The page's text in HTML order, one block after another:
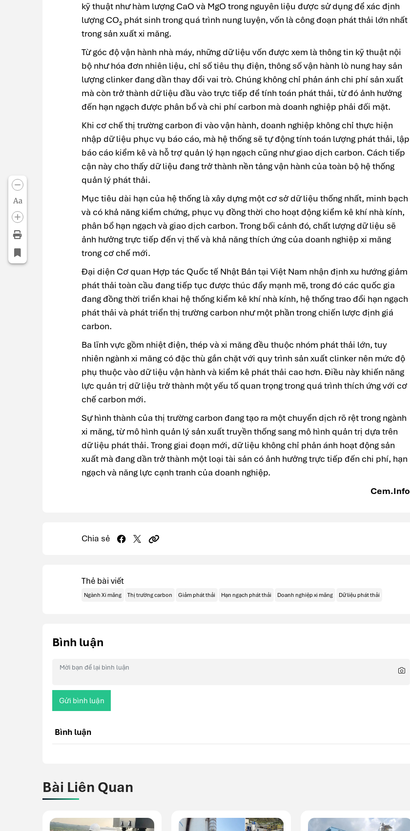
Aa
kỹ thuật như hàm lượng CaO và MgO trong nguyên liệu được sử dụng để xác định
lượng CO₂ phát sinh trong quá trình nung luyện, vốn là công đoạn phát thải lớn nhất
trong sản xuất xi măng.
Từ góc độ vận hành nhà máy, những dữ liệu vốn được xem là thông tin kỹ thuật nội
bộ như hóa đơn nhiên liệu, chỉ số tiêu thụ điện, thông số vận hành lò nung hay sản
lượng clinker đang dần thay đổi vai trò. Chúng không chỉ phản ánh chi phí sản xuất
mà còn trở thành dữ liệu đầu vào trực tiếp để tính toán phát thải, từ đó ảnh hưởng
đến hạn ngạch được phân bổ và chi phí carbon mà doanh nghiệp phải đối mặt.
Khi cơ chế thị trường carbon đi vào vận hành, doanh nghiệp không chỉ thực hiện
nhập dữ liệu phục vụ báo cáo, mà hệ thống sẽ tự động tính toán lượng phát thải, lập
báo cáo kiểm kê và hỗ trợ quản lý hạn ngạch cũng như giao dịch carbon. Cách tiếp
cận này cho thấy dữ liệu đang trở thành nền tảng vận hành của toàn bộ hệ thống
quản lý phát thải.
Mục tiêu dài hạn của hệ thống là xây dựng một cơ sở dữ liệu thống nhất, minh bạch
và có khả năng kiểm chứng, phục vụ đồng thời cho hoạt động kiểm kê khí nhà kính,
phân bổ hạn ngạch và giao dịch carbon. Trong bối cảnh đó, chất lượng dữ liệu sẽ
ảnh hưởng trực tiếp đến vị thế và khả năng thích ứng của doanh nghiệp xi măng
trong cơ chế mới.
Đại diện Cơ quan Hợp tác Quốc tế Nhật Bản tại Việt Nam nhận định xu hướng giảm
phát thải toàn cầu đang tiếp tục được thúc đẩy mạnh mẽ, trong đó các quốc gia
đang đồng thời triển khai hệ thống kiểm kê khí nhà kính, hệ thống trao đổi hạn ngạch
phát thải và phát triển thị trường carbon như một phần trong chiến lược định giá
carbon.
Ba lĩnh vực gồm nhiệt điện, thép và xi măng đều thuộc nhóm phát thải lớn, tuy
nhiên ngành xi măng có đặc thù gắn chặt với quy trình sản xuất clinker nên mức độ
phụ thuộc vào dữ liệu vận hành và kiểm kê phát thải cao hơn. Điều này khiến năng
lực quản trị dữ liệu trở thành một yếu tố quan trọng trong quá trình thích ứng với cơ
chế carbon mới.
Sự hình thành của thị trường carbon đang tạo ra một chuyển dịch rõ rệt trong ngành
xi măng, từ mô hình quản lý sản xuất truyền thống sang mô hình quản trị dựa trên
dữ liệu phát thải. Trong giai đoạn mới, dữ liệu không chỉ phản ánh hoạt động sản
xuất mà đang dần trở thành một loại tài sản có ảnh hưởng trực tiếp đến chi phí, hạn
ngạch và năng lực cạnh tranh của doanh nghiệp.
Cem.Info
Chia sẻ
Thẻ bài viết
Ngành Xi măng Thị trường carbon Giảm phát thải Hạn ngạch phát thải Doanh nghiệp xi măng Dữ liệu phát thải
Bình luận
Gửi bình luận
Bình luận
Bài Liên Quan